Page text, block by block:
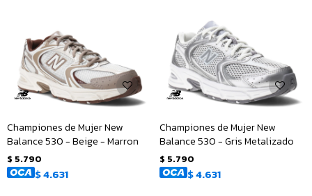
Championes de Mujer New
Balance 530 - Beige - Marron
$ 5.790
$4.631
Championes de Mujer New
Balance 530 - Gris Metalizado
$ 5.790
$4.631